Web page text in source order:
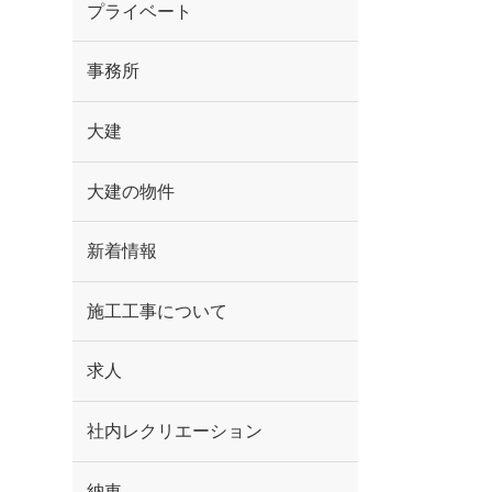
プライベート
事務所
大建
大建の物件
新着情報
施工工事について
求人
社内レクリエーション